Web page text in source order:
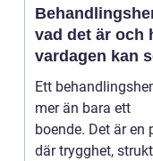
vad det är och
vardagen kan
Ett
mer än bara ett
boende. Det är en
där trygghet,